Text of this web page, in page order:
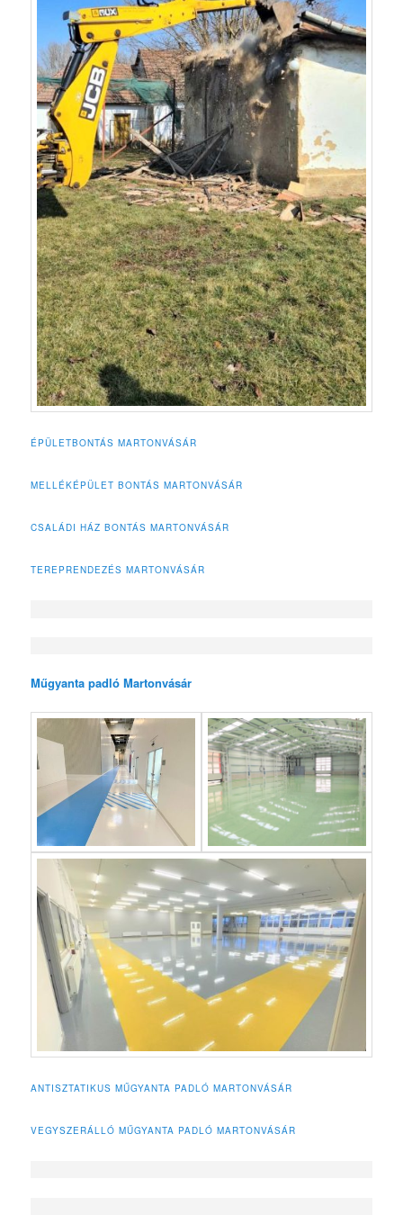
ÉPÜLETBONTÁS MARTONVÁSÁR
MELLÉKÉPÜLET BONTÁS MARTONVÁSÁR
CSALÁDI HÁZ BONTÁS MARTONVÁSÁR
TEREPRENDEZÉS MARTONVÁSÁR
Műgyanta padló Martonvásár
ANTISZTATIKUS MŰGYANTA PADLÓ MARTONVÁSÁR
VEGYSZERÁLLÓ MŰGYANTA PADLÓ MARTONVÁSÁR